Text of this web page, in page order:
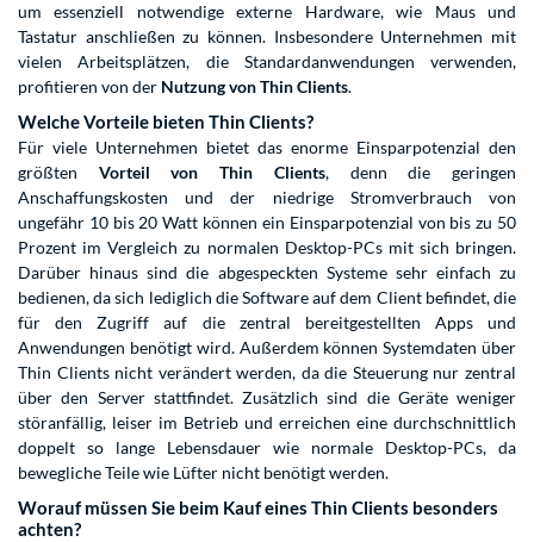
um essenziell notwendige externe Hardware, wie Maus und
Tastatur anschließen zu können. Insbesondere Unternehmen mit
vielen Arbeitsplätzen, die Standardanwendungen verwenden,
profitieren von der Nutzung von Thin Clients.
Welche Vorteile bieten Thin Clients?
Für viele Unternehmen bietet das enorme Einsparpotenzial den
größten Vorteil von Thin Clients, denn die geringen
Anschaffungskosten und der niedrige Stromverbrauch von
ungefähr 10 bis 20 Watt können ein Einsparpotenzial von bis zu 50
Prozent im Vergleich zu normalen Desktop-PCs mit sich bringen.
Darüber hinaus sind die abgespeckten Systeme sehr einfach zu
bedienen, da sich lediglich die Software auf dem Client befindet, die
für den Zugriff auf die zentral bereitgestellten Apps und
Anwendungen benötigt wird. Außerdem können Systemdaten über
Thin Clients nicht verändert werden, da die Steuerung nur zentral
über den Server stattfindet. Zusätzlich sind die Geräte weniger
störanfällig, leiser im Betrieb und erreichen eine durchschnittlich
doppelt so lange Lebensdauer wie normale Desktop-PCs, da
bewegliche Teile wie Lüfter nicht benötigt werden.
Worauf müssen Sie beim Kauf eines Thin Clients besonders
achten?